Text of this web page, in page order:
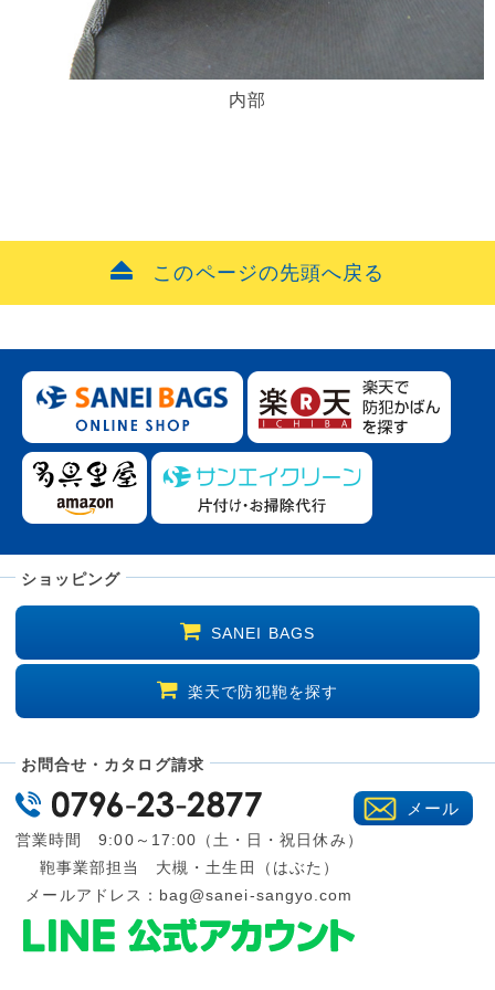
内部
このページの先頭へ戻る
ショッピング
SANEI BAGS
楽天で防犯鞄を探す
お問合せ・カタログ請求
営業時間 9:00～17:00（土・日・祝日休み）
鞄事業部担当 大槻・土生田（はぶた）
メールアドレス： bag@sanei-sangyo.com
メール